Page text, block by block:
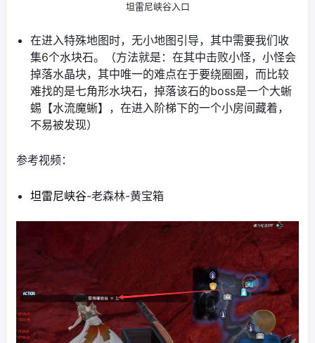
坦雷尼峡谷入口
在进入特殊地图时，无小地图引导，其中需要我们收
集6个水块石。（方法就是：在其中击败小怪，小怪会
掉落水晶块，其中唯一的难点在于要绕圈圈，而比较
难找的是七角形水块石，掉落该石的boss是一个大蜥
蜴【水流魔蜥】，在进入阶梯下的一个小房间藏着，
不易被发现）
参考视频：
坦雷尼峡谷-老森林-黄宝箱